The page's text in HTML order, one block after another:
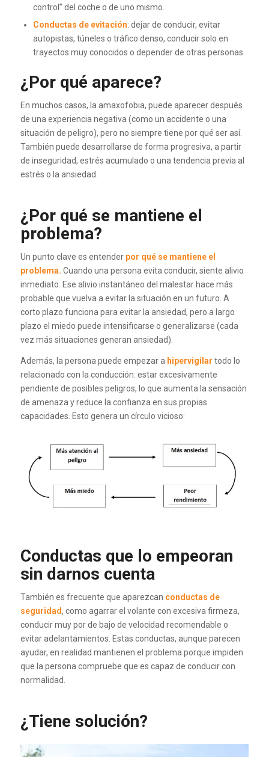
control” del coche o de uno mismo.
Conductas de evitación: dejar de conducir, evitar
autopistas, túneles o tráfico denso, conducir solo en
trayectos muy conocidos o depender de otras personas.
¿Por qué aparece?
En muchos casos, la amaxofobia, puede aparecer después
de una experiencia negativa (como un accidente o una
situación de peligro), pero no siempre tiene por qué ser así.
También puede desarrollarse de forma progresiva, a partir
de inseguridad, estrés acumulado o una tendencia previa al
estrés o la ansiedad.
¿Por qué se mantiene el
problema?
Un punto clave es entender por qué se mantiene el
problema. Cuando una persona evita conducir, siente alivio
inmediato. Ese alivio instantáneo del malestar hace más
probable que vuelva a evitar la situación en un futuro. A
corto plazo funciona para evitar la ansiedad, pero a largo
plazo el miedo puede intensificarse o generalizarse (cada
vez más situaciones generan ansiedad).
Además, la persona puede empezar a hipervigilar todo lo
relacionado con la conducción: estar excesivamente
pendiente de posibles peligros, lo que aumenta la sensación
de amenaza y reduce la confianza en sus propias
capacidades. Esto genera un círculo vicioso:
Conductas que lo empeoran
sin darnos cuenta
También es frecuente que aparezcan conductas de
seguridad, como agarrar el volante con excesiva firmeza,
conducir muy por de bajo de velocidad recomendable o
evitar adelantamientos. Estas conductas, aunque parecen
ayudar, en realidad mantienen el problema porque impiden
que la persona compruebe que es capaz de conducir con
normalidad.
¿Tiene solución?